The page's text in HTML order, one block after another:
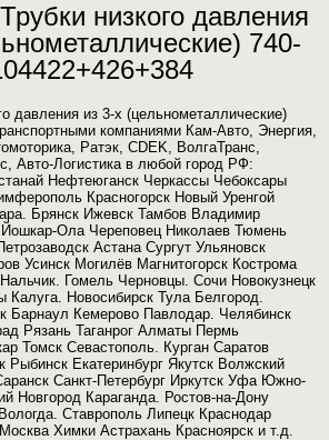
низкого давления
740-
давления из 3-х (цельнометаллические)
компаниями Кам-Авто, Энергия,
Ратэк, CDEK, ВолгаТранс,
Авто-Логистика в любой город РФ:
Нефтеюганск Черкассы Чебоксары
Красногорск Новый Уренгой
Брянск Ижевск Тамбов Владимир
Ола Череповец Николаев Тюмень
Астана Сургут Ульяновск
Усинск Могилёв Магнитогорск Кострома
Гомель Черновцы. Сочи Новокузнецк
Калуга. Новосибирск Тула Белгород.
Барнаул Кемерово Павлодар. Челябинск
Рязань Таганрог Алматы Пермь
Томск Севастополь. Курган Саратов
Рыбинск Екатеринбург Якутск Волжский
Санкт-Петербург Иркутск Уфа Южно-
Новгород Караганда. Ростов-на-Дону
Ставрополь Липецк Краснодар
Химки Астрахань Красноярск и т.д.